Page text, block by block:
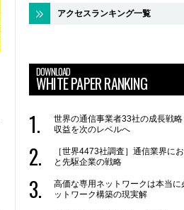
アクセスランキング一覧
DOWNLOAD
WHITE PAPER RANKING
世界の通信事業者33社の成長戦
収益を次のレベルへ
［世界4473社調査］通信業界に
と先駆企業の戦略
高価な専用ネットワークは本当に
ットワーク構築の現実解